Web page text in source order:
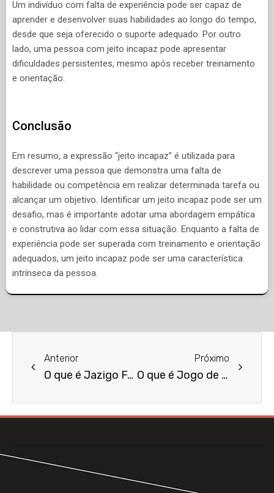
Um indivíduo com falta de experiência pode ser capaz de
aprender e desenvolver suas habilidades ao longo do tempo,
desde que seja oferecido o suporte adequado. Por outro
lado, uma pessoa com jeito incapaz pode apresentar
dificuldades persistentes, mesmo após receber treinamento
e orientação.
Conclusão
Em resumo, a expressão “jeito incapaz” é utilizada para
descrever uma pessoa que demonstra uma falta de
habilidade ou competência em realizar determinada tarefa ou
alcançar um objetivo. Identificar um jeito incapaz pode ser um
desafio, mas é importante adotar uma abordagem empática
e construtiva ao lidar com essa situação. Enquanto a falta de
experiência pode ser superada com treinamento e orientação
adequados, um jeito incapaz pode ser uma característica
intrínseca da pessoa.
Anterior
O que é Jazigo Familiar?
Próximo
O que é Jogo de Azar?